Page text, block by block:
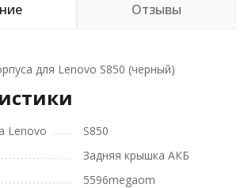
Отзывы
для Lenovo S850 (черный)
Lenovo
S850
Задняя крышка АКБ
5596megaom